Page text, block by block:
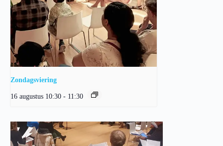
Zondagsviering
16 augustus 10:30 - 11:30